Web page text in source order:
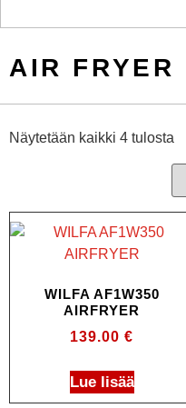
AIR FRYER
Näytetään kaikki 4 tulosta
WILFA AF1W350
AIRFRYER
139.00 €
Lue lisää